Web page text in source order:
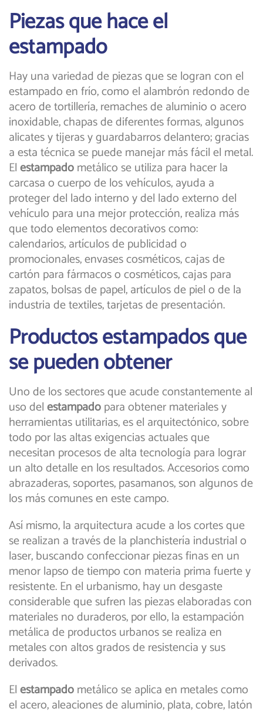
Piezas que hace el
estampado
Hay una variedad de piezas que se logran con el
estampado en frío, como el alambrón redondo de
acero de tortillería, remaches de aluminio o acero
inoxidable, chapas de diferentes formas, algunos
alicates y tijeras y guardabarros delantero; gracias
a esta técnica se puede manejar más fácil el metal.
Elestampadometálico se utiliza para hacer la
carcasa o cuerpo de los vehículos, ayuda a
proteger del lado interno y del lado externo del
vehículo para una mejor protección, realiza más
que todo elementos decorativos como:
calendarios, artículos de publicidad o
promocionales, envases cosméticos, cajas de
cartón para fármacos o cosméticos, cajas para
zapatos, bolsas de papel, artículos de piel o de la
industria de textiles, tarjetas de presentación.
Productos estampados que
se pueden obtener
Uno de los sectores que acude constantemente al
uso delestampadopara obtener materiales y
herramientas utilitarias, es el arquitectónico, sobre
todo por las altas exigencias actuales que
necesitan procesos de alta tecnología para lograr
un alto detalle en los resultados. Accesorios como
abrazaderas, soportes, pasamanos, son algunos de
los más comunes en este campo.
Así mismo, la arquitectura acude a los cortes que
se realizan a través de la planchistería industrial o
laser, buscando confeccionar piezas finas en un
menor lapso de tiempo con materia prima fuerte y
resistente. En el urbanismo, hay un desgaste
considerable que sufren las piezas elaboradas con
materiales no duraderos, por ello, la estampación
metálica de productos urbanos se realiza en
metales con altos grados de resistencia y sus
derivados.
Elestampadometálico se aplica en metales como
el acero, aleaciones de aluminio, plata, cobre, latón